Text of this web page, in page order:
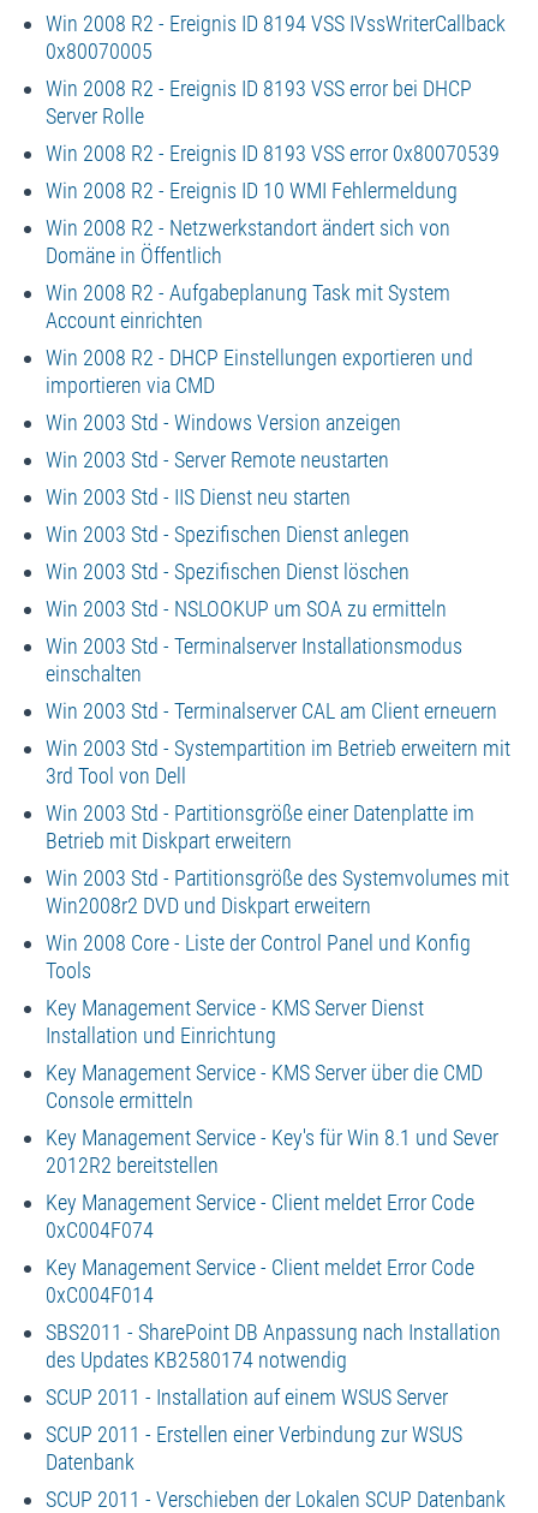
Win 2008 R2 - Ereignis ID 8194 VSS IVssWriterCallback
0x80070005
Win 2008 R2 - Ereignis ID 8193 VSS error bei DHCP
Server Rolle
Win 2008 R2 - Ereignis ID 8193 VSS error 0x80070539
Win 2008 R2 - Ereignis ID 10 WMI Fehlermeldung
Win 2008 R2 - Netzwerkstandort ändert sich von
Domäne in Öffentlich
Win 2008 R2 - Aufgabeplanung Task mit System
Account einrichten
Win 2008 R2 - DHCP Einstellungen exportieren und
importieren via CMD
Win 2003 Std - Windows Version anzeigen
Win 2003 Std - Server Remote neustarten
Win 2003 Std - IIS Dienst neu starten
Win 2003 Std - Spezifischen Dienst anlegen
Win 2003 Std - Spezifischen Dienst löschen
Win 2003 Std - NSLOOKUP um SOA zu ermitteln
Win 2003 Std - Terminalserver Installationsmodus
einschalten
Win 2003 Std - Terminalserver CAL am Client erneuern
Win 2003 Std - Systempartition im Betrieb erweitern mit
3rd Tool von Dell
Win 2003 Std - Partitionsgröße einer Datenplatte im
Betrieb mit Diskpart erweitern
Win 2003 Std - Partitionsgröße des Systemvolumes mit
Win2008r2 DVD und Diskpart erweitern
Win 2008 Core - Liste der Control Panel und Konfig
Tools
Key Management Service - KMS Server Dienst
Installation und Einrichtung
Key Management Service - KMS Server über die CMD
Console ermitteln
Key Management Service - Key's für Win 8.1 und Sever
2012R2 bereitstellen
Key Management Service - Client meldet Error Code
0xC004F074
Key Management Service - Client meldet Error Code
0xC004F014
SBS2011 - SharePoint DB Anpassung nach Installation
des Updates KB2580174 notwendig
SCUP 2011 - Installation auf einem WSUS Server
SCUP 2011 - Erstellen einer Verbindung zur WSUS
Datenbank
SCUP 2011 - Verschieben der Lokalen SCUP Datenbank